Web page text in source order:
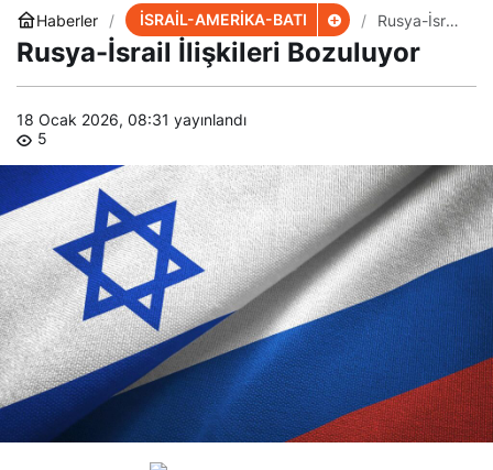
Haberler İSRAİL-AMERİKA-BATI
Rusya-İsrail
İlişkileri
Bozuluyor
Rusya-İsrail İlişkileri Bozuluyor
18 Ocak 2026, 08:31
yayınlandı
5